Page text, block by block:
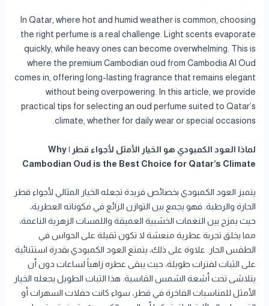
In Qatar, where hot and humid weather is common, choosing
the right perfume is a real challenge. Light scents evaporate
quickly, while heavy ones can become overwhelming. This is
where the premium Cambodian oud from Cambodia Al Oud
comes in, offering long-lasting fragrance that remains elegant
without being overpowering. In this article, we provide
practical tips for selecting an oud perfume suited to Qatar’s
climate, whether for daily wear or special occasions.
لماذا العود الكمبودي هو الخيار الأمثل لأجواء قطر | Why
Cambodian Oud is the Best Choice for Qatar’s Climate
يتميز العود الكمبودي بخصائص فريدة تجعله الخيار المثالي لأجواء قطر
الحارة والرطبة. فهو يجمع بين التوازن الرائع في مكوناته العطرية،
حيث يمزج بين النغمات الخشبية العميقة واللمسات الزهرية الناعمة،
مما يخلق تجربة عطرية منعشة لا تكون ثقيلة على الحواس في
الطقس الحار. علاوة على ذلك، يتمتع العود الكمبودي بقدرة استثنائية
على الثبات لفترات طويلة، حيث يبقى عطره زاهياً لساعات دون أن
يتلاشى تحت أشعة الشمس القاسية. هذا الثبات الطويل يجعله الخيار
الأمثل للمناسبات الفاخرة في قطر، سواء كانت حفلات السهرات أو